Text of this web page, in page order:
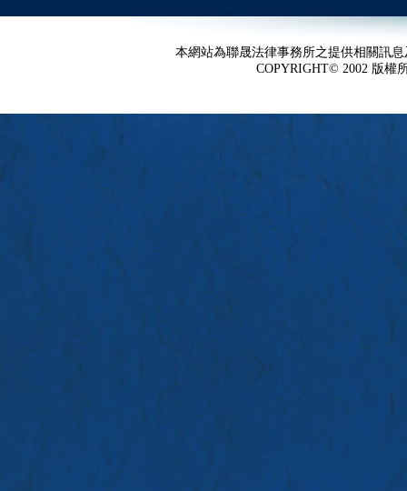
本網站為聯晟法律事務所之提供相關訊
COPYRIGHT© 2002 版權